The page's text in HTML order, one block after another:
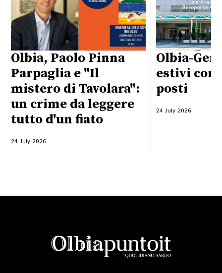
Olbia, Paolo Pinna
Parpaglia e "Il
mistero di Tavolara":
un crime da leggere
tutto d'un fiato
24 July 2026
Olbia-
estivi con
posti
24 July 2026